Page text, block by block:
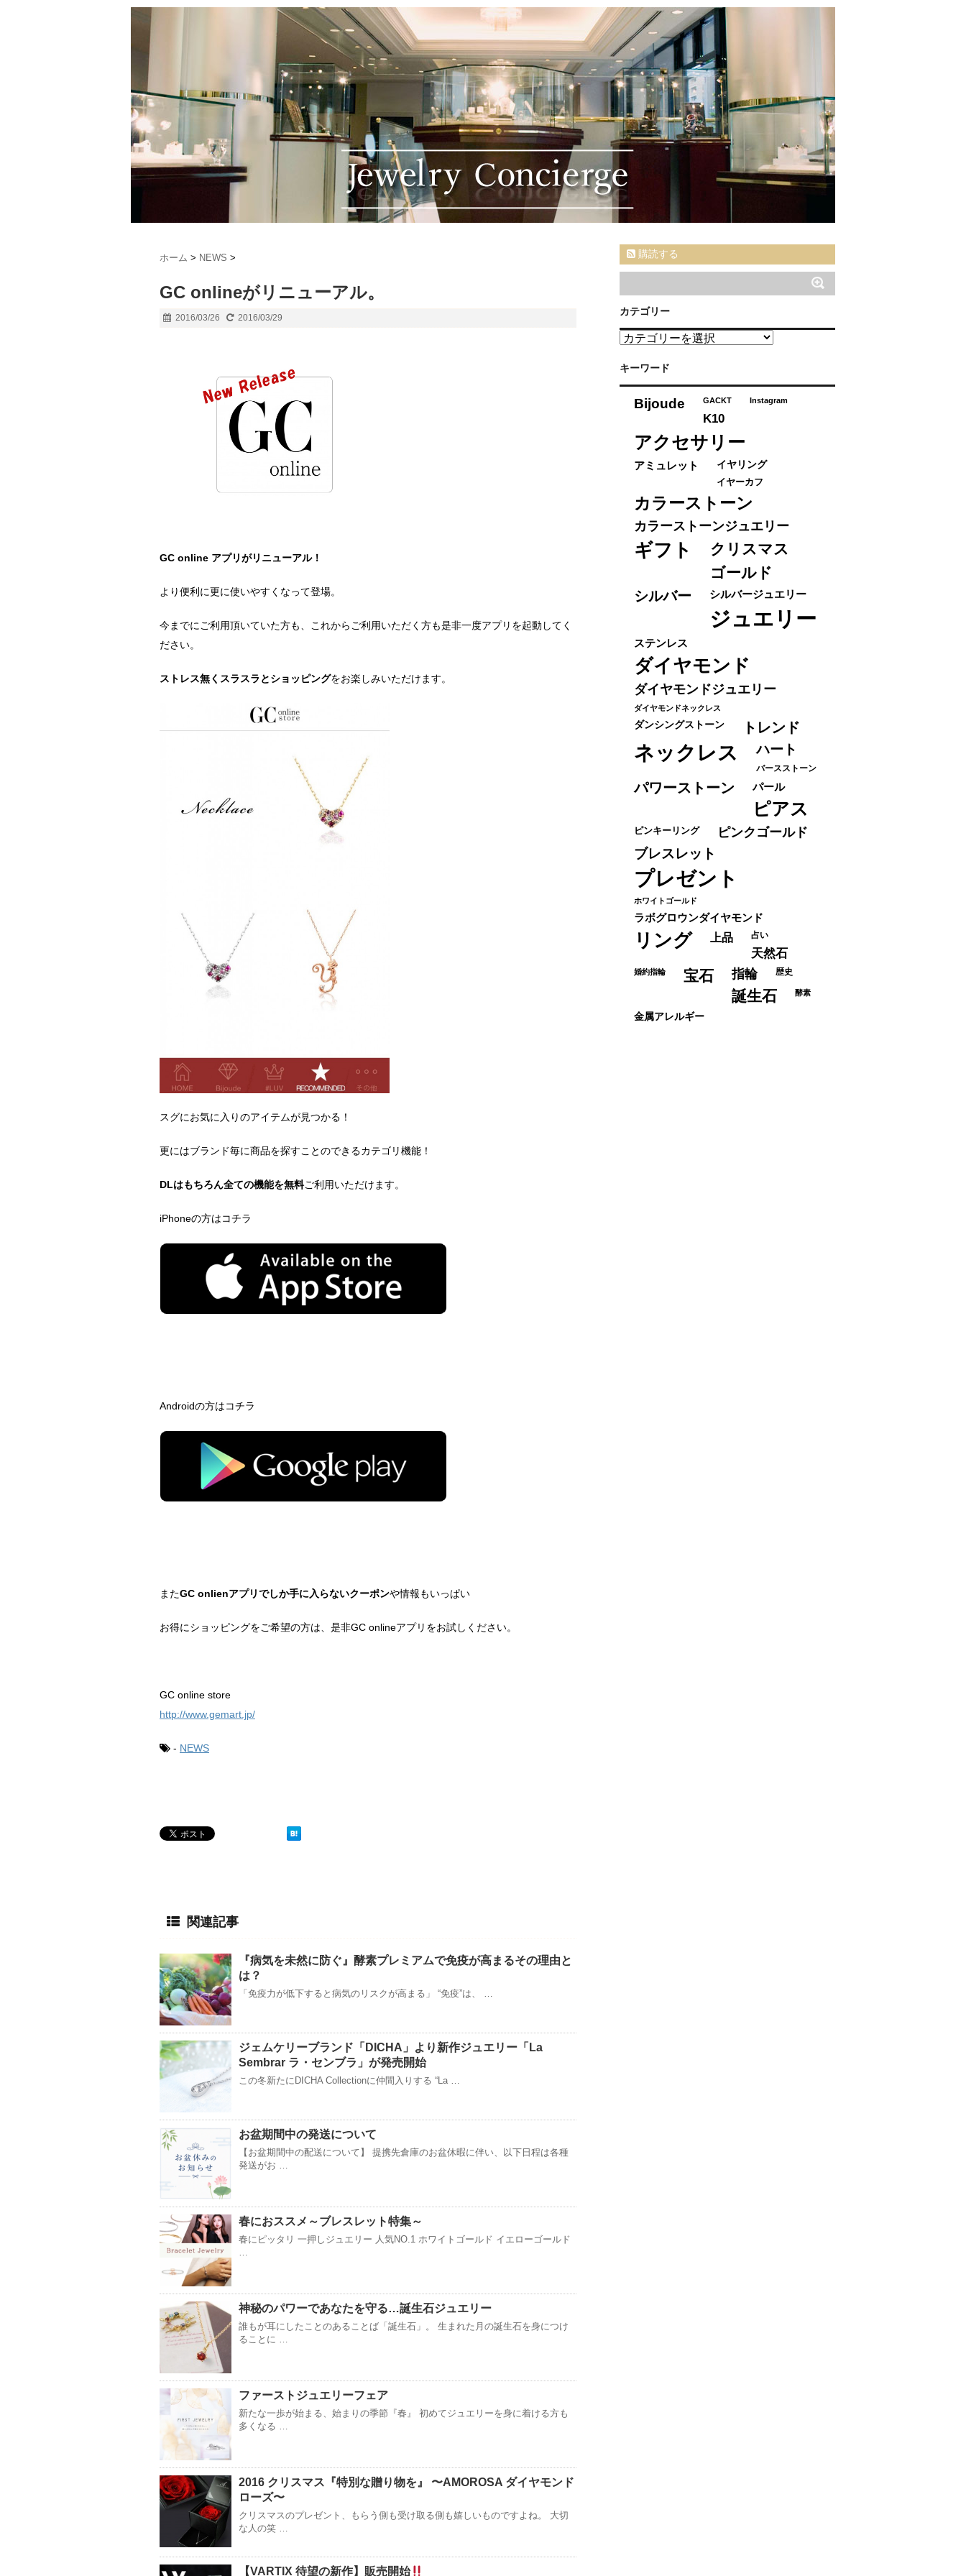
ホーム > NEWS >
GC onlineがリニューアル。
2016/03/26 2016/03/29
GC online アプリがリニューアル！
より便利に更に使いやすくなって登場。
今までにご利用頂いていた方も、これからご利用いただく方も是非一度アプリを起動してく
ださい。
ストレス無くスラスラとショッピングをお楽しみいただけます。
スグにお気に入りのアイテムが見つかる！
更にはブランド毎に商品を探すことのできるカテゴリ機能！
DLはもちろん全ての機能を無料ご利用いただけます。
iPhoneの方はコチラ
Androidの方はコチラ
またGC onlienアプリでしか手に入らないクーポンや情報もいっぱい
お得にショッピングをご希望の方は、是非GC onlineアプリをお試しください。
GC online store
http://www.gemart.jp/
- NEWS
関連記事
『病気を未然に防ぐ』酵素プレミアムで免疫が高まるその理由と
は？
「免疫力が低下すると病気のリスクが高まる」 “免疫”は、 …
ジェムケリーブランド「DICHA」より新作ジュエリー「La
Sembrar ラ・センブラ」が発売開始
この冬新たにDICHA Collectionに仲間入りする “La …
お盆期間中の発送について
【お盆期間中の配送について】 提携先倉庫のお盆休暇に伴い、以下日程は各種
発送がお …
春におススメ～ブレスレット特集～
春にピッタリ 一押しジュエリー 人気NO.1 ホワイトゴールド イエローゴールド
…
神秘のパワーであなたを守る…誕生石ジュエリー
誰もが耳にしたことのあることば「誕生石」。 生まれた月の誕生石を身につけ
ることに …
ファーストジュエリーフェア
新たな一歩が始まる、始まりの季節『春』 初めてジュエリーを身に着ける方も
多くなる …
2016 クリスマス『特別な贈り物を』 〜AMOROSA ダイヤモンド
ローズ〜
クリスマスのプレゼント、もらう側も受け取る側も嬉しいものですよね。 大切
な人の笑 …
【VARTIX 待望の新作】販売開始
購読する
カテゴリー
カ
ゴ
キーワード
Bijoude GACKT Instagram
K10
アクセサリー
アミュレット
イヤリング
イヤーカフ
カラーストーン
カラーストーンジュエリー
ギフト
クリスマス
ゴールド
シルバー シルバージュエリー
ジュエリー
ステンレス
ダイヤモンド
ダイヤモンドジュエリー
ダイヤモンドネックレス
ダンシングストーン トレンド
ネックレス ハート
バースストーン
パワーストーン パール
ピアス
ピンキーリング ピンクゴールド
ブレスレット
プレゼント
ホワイトゴールド
ラボグロウンダイヤモンド
リング 上品 占い
天然石
婚約指輪 宝石 指輪 歴史
誕生石 酵素
金属アレルギー